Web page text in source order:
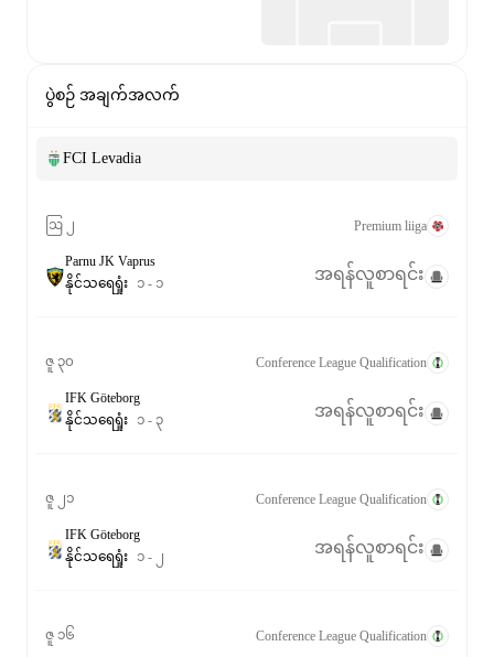
ပွဲစဉ် အချက်အလက်
FCI Levadia
ဩ ၂ Premium liiga
Parnu JK Vaprus
နိုင်သရေရှုံး ၁ - ၁ အရန်လူစာရင်း
ဇူ ၃၀ Conference League Qualification
IFK Göteborg
နိုင်သရေရှုံး ၁ - ၃ အရန်လူစာရင်း
ဇူ ၂၁ Conference League Qualification
IFK Göteborg
နိုင်သရေရှုံး ၁- ၂ အရန်လူစာရင်း
ဇူ ၁၆ Conference League Qualification